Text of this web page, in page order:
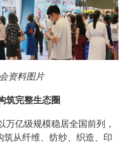
资料图片
筑完整生态圈
万亿级规模稳居全国前列，
从纤维、纺纱、织造、印